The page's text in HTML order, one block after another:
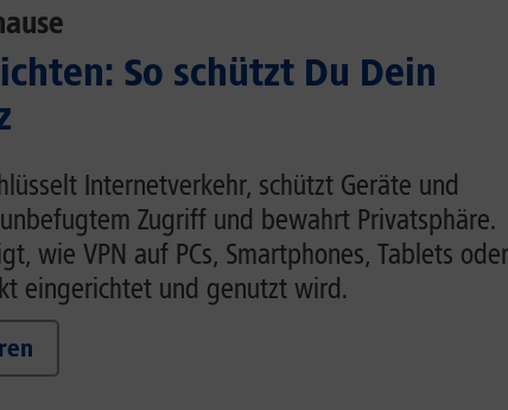
So schützt Du Dein
Internetverkehr, schützt Geräte und
Zugriff und bewahrt Privatsphäre.
wie VPN auf PCs, Smartphones, Tablets oder
eingerichtet und genutzt wird.